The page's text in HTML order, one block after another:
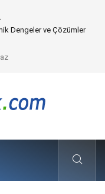
ve Dijital Altyapıda